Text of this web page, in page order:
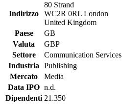
Indirizzo
80 Strand
WC2R 0RL London
United Kingdom
Paese
GB
Valuta
GBP
Settore
Communication Services
Industria Publishing
Mercato
Media
Data IPO n.d.
Dipendenti 21.350